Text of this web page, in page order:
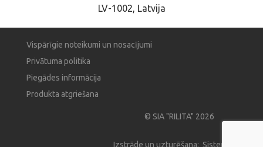
LV-1002, Latvija
Vispārīgie noteikumi un nosacījumi
Privātuma politika
Piegādes informācija
Produkta atgriešana
© SIA "RILITA" 2026
Izstrāde un uzturēšana: Sistema Pro